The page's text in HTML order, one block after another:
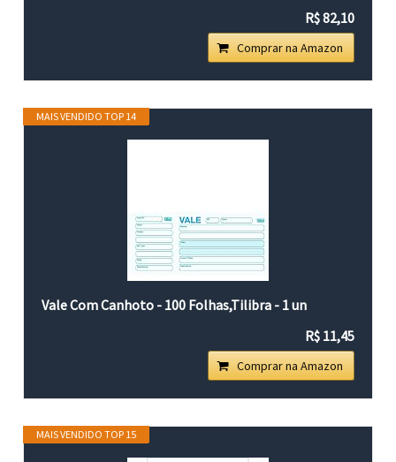
R$ 82,10
Comprar na Amazon
MAIS VENDIDO TOP 14
Vale Com Canhoto - 100 Folhas,Tilibra - 1 un
R$ 11,45
Comprar na Amazon
MAIS VENDIDO TOP 15